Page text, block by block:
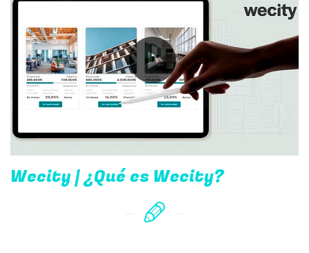
Wecity | ¿Qué es Wecity?